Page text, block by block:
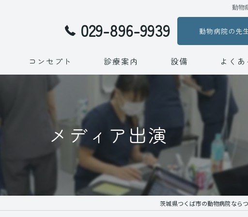
動物
029-896-9939 動物病院の先
コンセプト 診療案内 設備 よく
メディア出演
茨城県つくば市の動物病院なら